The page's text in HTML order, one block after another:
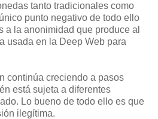
tanto tradicionales como
punto negativo de todo ello
a la anonimidad que produce al
usada en la Deep Web para
continúa creciendo a pasos
está sujeta a diferentes
Lo bueno de todo ello es que
ilegítima.